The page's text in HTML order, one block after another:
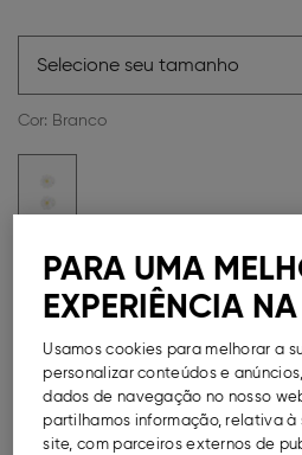
Selecione seu tamanho
Cor: Branco
Guia de Tamanhos
Métodos de Pagamento
DESCRIÇÃO
PARA UMA
EXPERIÊNCIA
Usamos cookies para melhorar a
personalizar conteúdos e
dados de navegação no nosso
partilhamos informação, relativa à
site, com parceiros externos de